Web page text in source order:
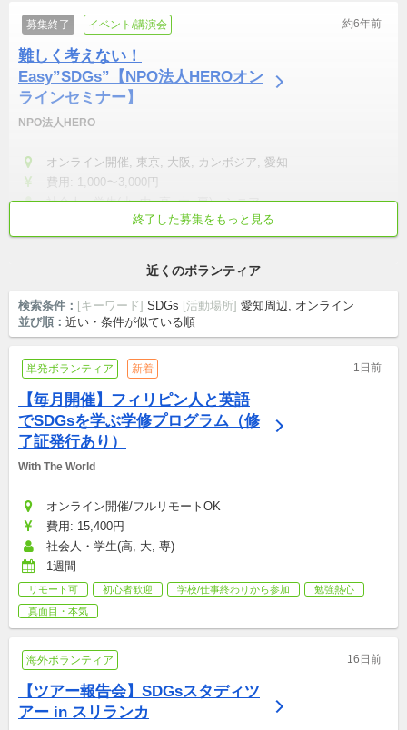
募集終了 イベント/講演会 約6年前
難しく考えない！
Easy”SDGs”【NPO法人HEROオン
ラインセミナー】
NPO法人HERO
オンライン開催, 東京, 大阪, カンボジア, 愛知
費用: 1,000〜3,000円
社会人・学生(小, 中, 高, 大, 専)・シニア
学校/仕事終わりから参加 短時間でも可
終了した募集をもっと見る
近くのボランティア
検索条件： [キーワード] SDGs [活動場所] 愛知周辺, オンライン
並び順： 近い・条件が似ている順
単発ボランティア 新着 1日前
【毎月開催】フィリピン人と英語
でSDGsを学ぶ学修プログラム（修
了証発行あり）
With The World
オンライン開催/フルリモートOK
費用: 15,400円
社会人・学生(高, 大, 専)
1週間
リモート可 初心者歓迎 学校/仕事終わりから参加
勉強熱心
真面目・本気
海外ボランティア 16日前
【ツアー報告会】SDGsスタディツ
アー in スリランカ